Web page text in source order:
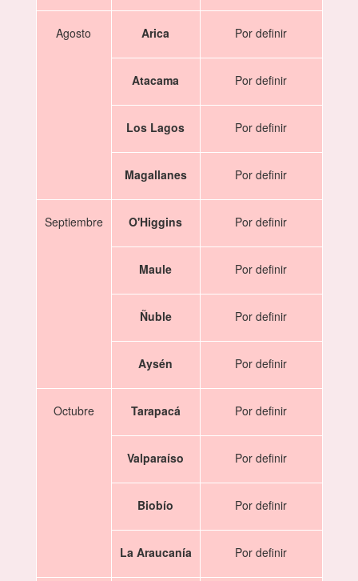
Agosto Arica Por definir
Atacama Por definir
Los Lagos Por definir
Magallanes Por definir
Septiembre O'Higgins Por definir
Maule Por definir
Ñuble Por definir
Aysén Por definir
Octubre Tarapacá Por definir
Valparaíso Por definir
Biobío Por definir
La Araucanía Por definir